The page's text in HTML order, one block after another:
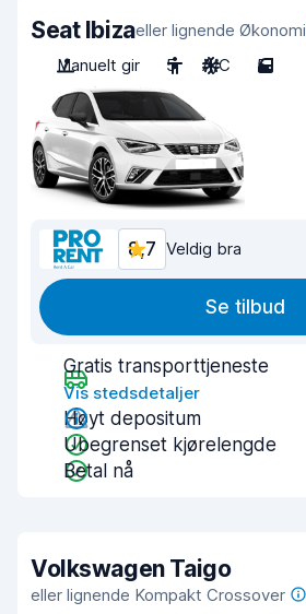
Seat Ibizaeller lignende Økonomi
Manuelt gir
5 A/C 5
8,7 Veldig bra
Se tilbud
Gratis transporttjeneste
Vis stedsdetaljer
Høyt depositum
Ubegrenset kjørelengde
Betal nå
Volkswagen Taigo
eller lignende Kompakt Crossover